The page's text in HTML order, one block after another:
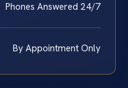
Phones Answered 24/7
By Appointment Only